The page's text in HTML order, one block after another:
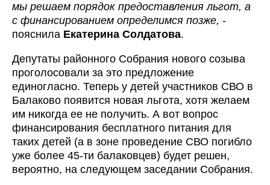
мы решаем порядок предоставления льгот, а
с финансированием определимся позже, -
пояснила Екатерина Солдатова.
Депутаты районного Собрания нового созыва
проголосовали за это предложение
единогласно. Теперь у детей участников СВО в
Балаково появится новая льгота, хотя желаем
им никогда ее не получить. А вот вопрос
финансирования бесплатного питания для
таких детей (а в зоне проведение СВО погибло
уже более 45-ти балаковцев) будет решен,
вероятно, на следующем заседании Собрания.